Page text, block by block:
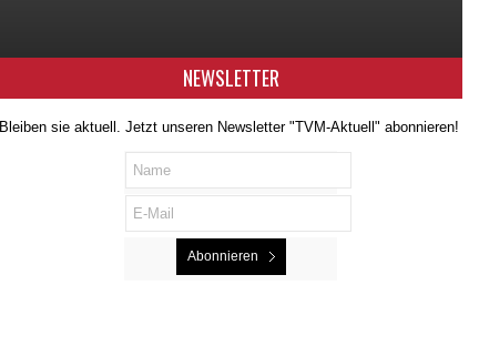
NEWSLETTER
Bleiben sie aktuell. Jetzt unseren Newsletter "TVM-Aktuell" abonnieren!